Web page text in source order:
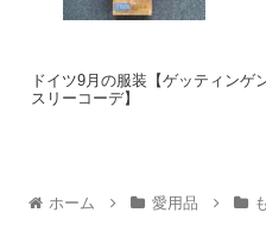
ドイツ9月の服装【ゲッティンゲ
スリーコーデ】
ホーム 愛用品